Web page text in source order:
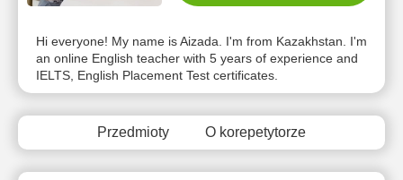
Hi everyone! My name is Aizada. I'm from Kazakhstan. I'm
an online English teacher with 5 years of experience and
IELTS, English Placement Test certificates.
Przedmioty O korepetytorze
6
7
8
9
10
11
Brak
dostępnych
terminów
Brak
dostępnych
terminów
dostępnych
terminów